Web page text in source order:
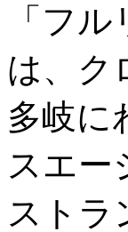
「フ
は、ク
多岐に
スエー
ストラ